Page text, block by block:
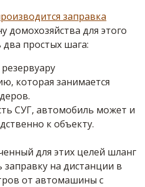
заправка
домохозяйства для этого
простых шага:
которая занимается
СУГ, автомобиль может и
к объекту.
для этих целей шланг
на дистанции в
от автомашины с